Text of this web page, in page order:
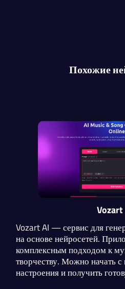
Похожие
Vozart
Vozart AI — сервис для
на основе нейросетей.
комплексным подходом к
творчеству. Можно начать
настроения и получить